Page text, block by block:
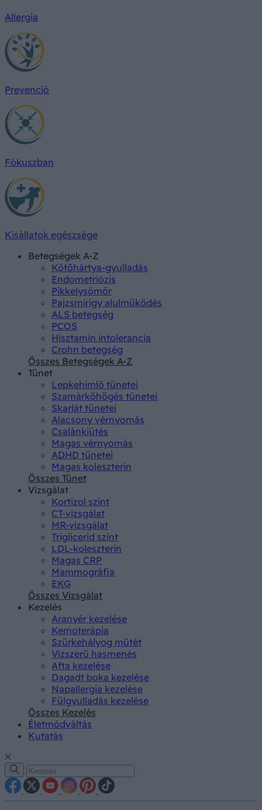
Allergia
Prevenció
Fókuszban
Kisállatok egészsége
Betegségek A-Z
Kötőhártya-gyulladás
Endometriózis
Pikkelysömör
Pajzsmirigy alulműködés
ALS betegség
PCOS
Hisztamin intolerancia
Crohn betegség
Összes Betegségek A-Z
Tünet
Lepkehimlő tünetei
Szamárköhögés tünetei
Skarlát tünetei
Alacsony vérnyomás
Csalánkiütés
Magas vérnyomás
ADHD tünetei
Magas koleszterin
Összes Tünet
Vizsgálat
Kortizol szint
CT-vizsgálat
MR-vizsgálat
Triglicerid szint
LDL-koleszterin
Magas CRP
Mammográfia
EKG
Összes Vizsgálat
Kezelés
Aranyér kezelése
Kemoterápia
Szürkehályog műtét
Vízszerű hasmenés
Afta kezelése
Dagadt boka kezelése
Napallergia kezelése
Fülgyulladás kezelése
Összes Kezelés
Életmódváltás
Kutatás